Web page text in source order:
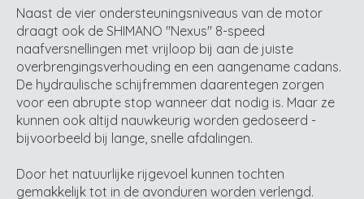
Naast de vier ondersteuningsniveaus van de motor
draagt ook de SHIMANO "Nexus" 8-speed
naafversnellingen met vrijloop bij aan de juiste
overbrengingsverhouding en een aangename cadans.
De hydraulische schijfremmen daarentegen zorgen
voor een abrupte stop wanneer dat nodig is. Maar ze
kunnen ook altijd nauwkeurig worden gedoseerd -
bijvoorbeeld bij lange, snelle afdalingen.
Door het natuurlijke rijgevoel kunnen tochten
gemakkelijk tot in de avonduren worden verlengd.